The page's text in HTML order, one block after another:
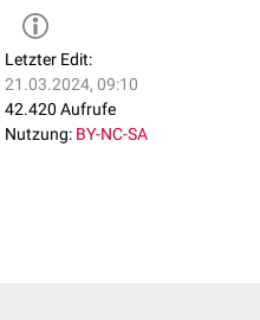
Letzter Edit:
21.03.2024, 09:10
42.420 Aufrufe
Nutzung: BY-NC-SA